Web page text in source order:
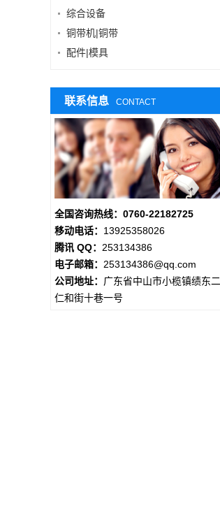
综合设备
铜带机|铜带
配件|模具
联系信息 CONTACT
全国咨询热线：0760-22182725
移动电话： 13925358026
腾讯 QQ： 253134386
电子邮箱： 253134386@qq.com
公司地址： 广东省中山市小榄镇绩东二
仁和街十巷一号